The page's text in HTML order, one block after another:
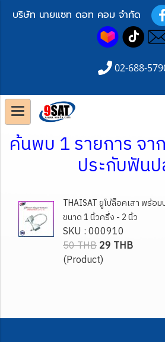
บริษัท นายแซท ดอท คอม จำกัด
02-688-
ค้นพบ 1 รายการ จ
ประกับฟัน
THAISAT ยูโบ้ล็อคเสา พร้อ
ขนาด 1 นิ้วครึ่ง - 2 นิ้ว
SKU : 000910
50 THB29 THB
(Product)